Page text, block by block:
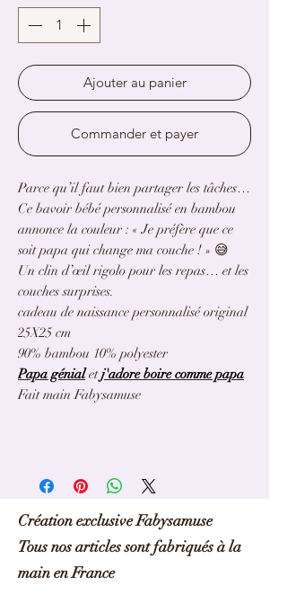
Ajouter au panier
Commander et payer
Parce qu’il faut bien partager les tâches…
Ce bavoir bébé personnalisé en bambou
annonce la couleur : « Je préfère que ce
soit papa qui change ma couche ! » 😅
Un clin d’œil rigolo pour les repas… et les
couches surprises.
cadeau de naissance personnalisé original
25X25 cm
90% bambou 10% polyester
Papa génialetj'adore boire comme papa
Fait main Fabysamuse
Création exclusive Fabysamuse
Tous nos articles sont fabriqués à la
main en France